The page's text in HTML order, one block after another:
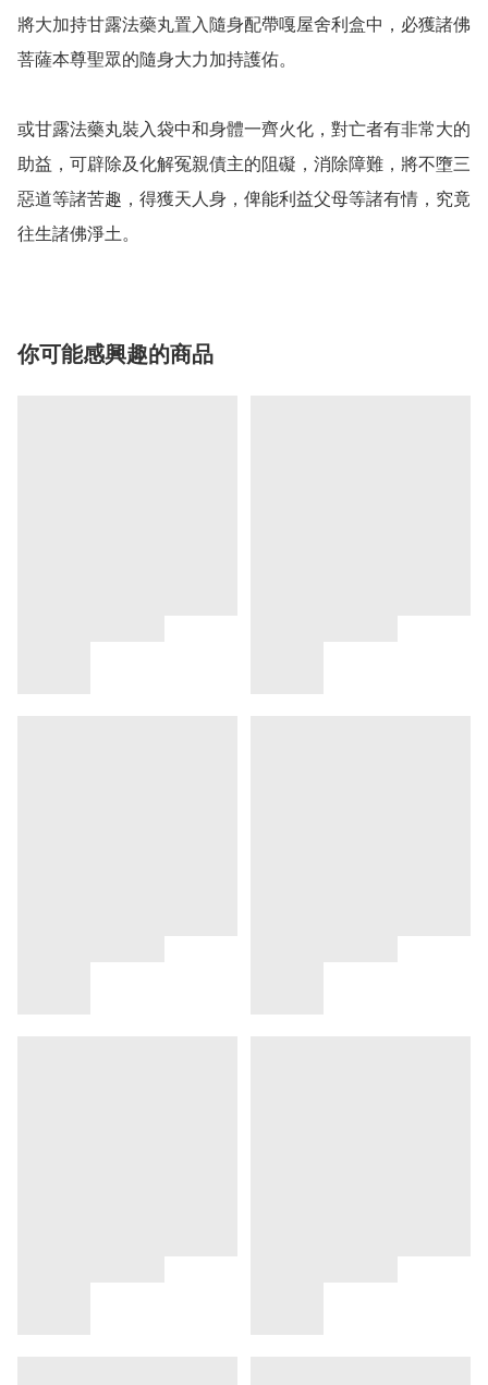
將大加持甘露法藥丸置入隨身配帶嘎屋舍利盒中，必獲諸佛
菩薩本尊聖眾的隨身大力加持護佑。
或甘露法藥丸裝入袋中和身體一齊火化，對亡者有非常大的
助益，可辟除及化解冤親債主的阻礙，消除障難，將不墮三
惡道等諸苦趣，得獲天人身，俾能利益父母等諸有情，究竟
往生諸佛淨土。
你可能感興趣的商品